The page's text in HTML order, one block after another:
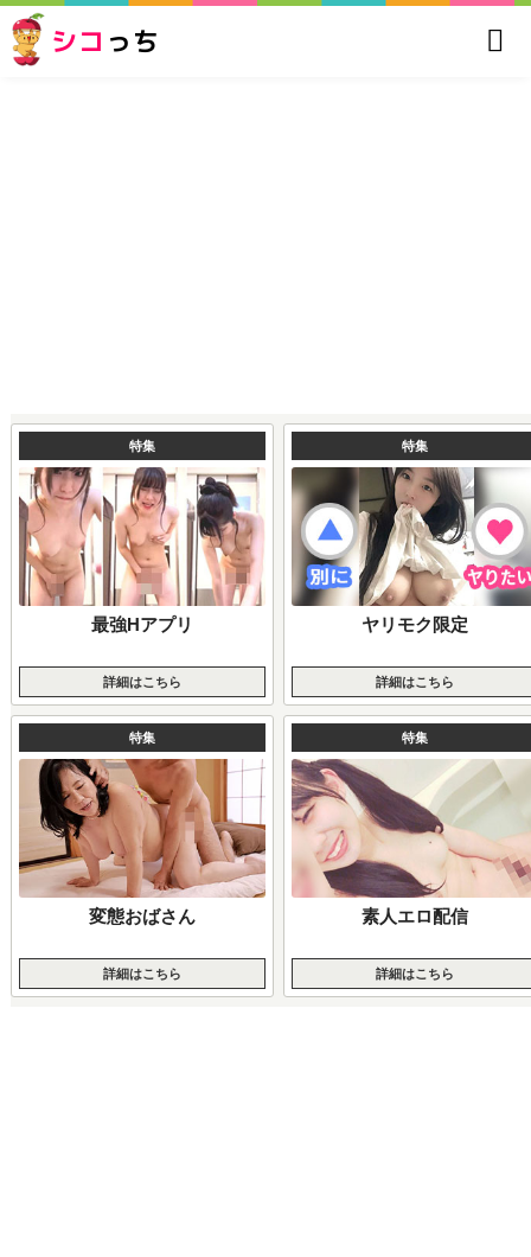
シコ っち
特集
最強Hアプリ
詳細はこちら
特集
変態おばさん
詳細はこちら
特集
ヤリモク限定
詳細はこちら
特集
素人エロ配信
詳細はこちら